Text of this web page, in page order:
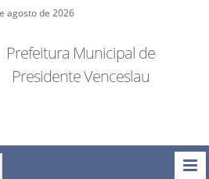
agosto de 2026
Prefeitura Municipal de
Presidente Venceslau